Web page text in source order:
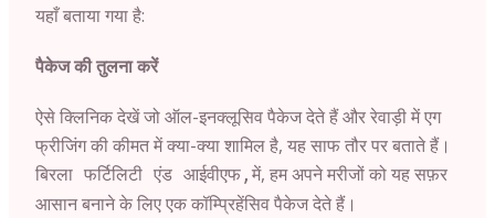
यहाँ बताया गया है:
पैकेज की तुलना करें
ऐसे क्लिनिक देखें जो ऑल-इनक्लूसिव पैकेज देते हैं और रेवाड़ी में एग
फ्रीजिंग की कीमत में क्या-क्या शामिल है, यह साफ तौर पर बताते हैं।
बिरला फर्टिलिटी एंड आईवीएफ, में, हम अपने मरीजों को यह सफ़र
आसान बनाने के लिए एक कॉम्प्रिहेंसिव पैकेज देते हैं।